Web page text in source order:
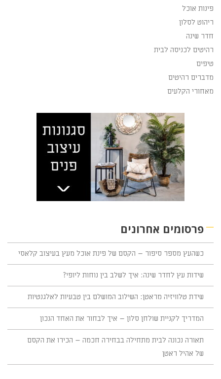
פינות אוכל
ריהוט לסלון
חדר שינה
רהיטים לכניסה לבית
טיפים
מדברים רהיטים
מאחורי הקלעים
פרסומים אחרונים
כשהעץ מספר סיפור – הקסם של פינת אוכל מעץ בעיצוב קלאסי
שידות עץ לחדר שינה: איך לשלב בין נוחות ליופי?
שידת טלוויזיה מראטן: השילוב המושלם בין טבעיות לאלגנטיות
המדריך לקניית שולחן סלון – איך לבחור את האחד הנכון
תאורה נכונה לבית מתחילה בבחירה חכמה – הכירו את הקסם
של אהיל ראטן